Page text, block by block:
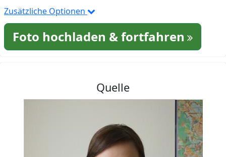
Zusätzliche Optionen
Foto hochladen & fortfahren
Quelle